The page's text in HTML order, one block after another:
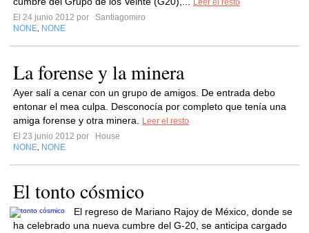
Leer el resto
El 24 junio 2012 por
Santiagomiro
NONE NONE
La forense y la minera
Ayer salí a cenar con un grupo de amigos. De entrada debo
entonar el mea culpa. Desconocía por completo que tenía una
amiga forense y otra minera.
Leer el resto
El 23 junio 2012 por
House
NONE NONE
El tonto cósmico
El regreso de Mariano Rajoy de México, donde se
ha celebrado una nueva cumbre del G-20, se anticipa cargado